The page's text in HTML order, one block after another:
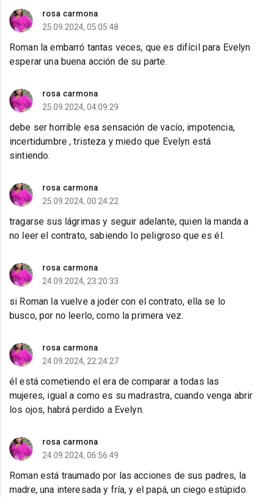
rosa carmona
25.09.2024, 05:05:48
Roman la embarró tantas veces, que es difícil para Evelyn
esperar una buena acción de su parte.
rosa carmona
25.09.2024, 04:09:29
debe ser horrible esa sensación de vacío, impotencia,
incertidumbre , tristeza y miedo que Evelyn está
sintiendo.
rosa carmona
25.09.2024, 00:24:22
tragarse sus lágrimas y seguir adelante, quien la manda a
no leer el contrato, sabiendo lo peligroso que es él.
rosa carmona
24.09.2024, 23:20:33
si Roman la vuelve a joder con el contrato, ella se lo
busco, por no leerlo, como la primera vez.
rosa carmona
24.09.2024, 22:24:27
él está cometiendo el era de comparar a todas las
mujeres, igual a como es su madrastra, cuando venga abrir
los ojos, habrá perdido a Evelyn.
rosa carmona
24.09.2024, 06:56:49
Roman está traumado por las acciones de sus padres, la
madre, una interesada y fría, y el papá, un ciego estúpido.